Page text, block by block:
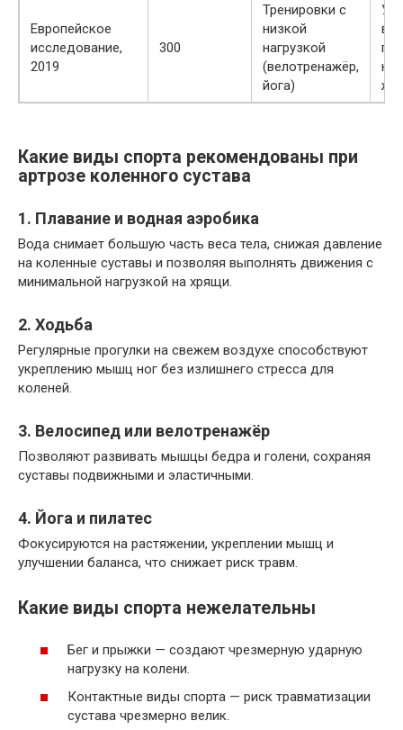
Европейское
исследование,
2019
300
Тренировки с
низкой
нагрузкой
(велотренажёр,
йога)
Какие виды спорта рекомендованы при
артрозе коленного сустава
1. Плавание и водная аэробика
Вода снимает большую часть веса тела, снижая давление
на коленные суставы и позволяя выполнять движения с
минимальной нагрузкой на хрящи.
2. Ходьба
Регулярные прогулки на свежем воздухе способствуют
укреплению мышц ног без излишнего стресса для
коленей.
3. Велосипед или велотренажёр
Позволяют развивать мышцы бедра и голени, сохраняя
суставы подвижными и эластичными.
4. Йога и пилатес
Фокусируются на растяжении, укреплении мышц и
улучшении баланса, что снижает риск травм.
Какие виды спорта нежелательны
Бег и прыжки — создают чрезмерную ударную
нагрузку на колени.
Контактные виды спорта — риск травматизации
сустава чрезмерно велик.